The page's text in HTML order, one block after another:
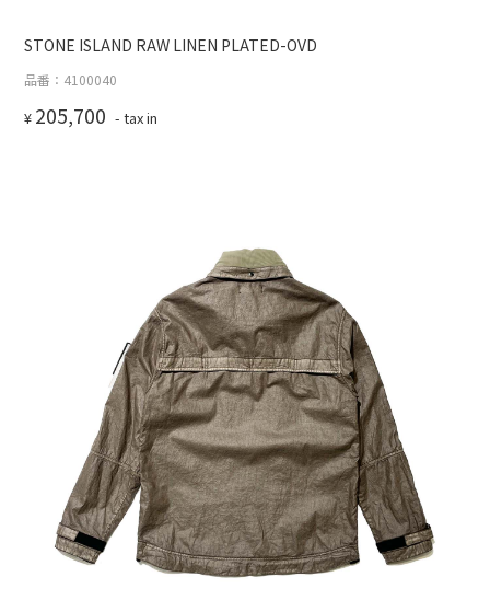
STONE ISLAND RAW LINEN PLATED-OVD
品番：4100040
¥ 205,700 - tax in